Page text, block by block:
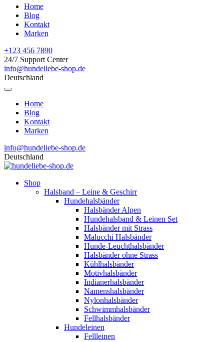
Home
Blog
Kontakt
Marken
+123 456 7890
24/7 Support Center
info@hundeliebe-shop.de
Deutschland
Home
Blog
Kontakt
Marken
info@hundeliebe-shop.de
Deutschland
Shop
Halsband – Leine & Geschirr
Hundehalsbänder
Halsbänder Alpen
Hundehalsband & Leinen Set
Halsbänder mit Strass
Malucchi Halsbänder
Hunde-Leuchthalsbänder
Halsbänder ohne Strass
Kühlhalsbänder
Motivhalsbänder
Indianerhalsbänder
Namenshalsbänder
Nylonhalsbänder
Schwimmhalsbänder
Fellhalsbänder
Hundeleinen
Fellleinen